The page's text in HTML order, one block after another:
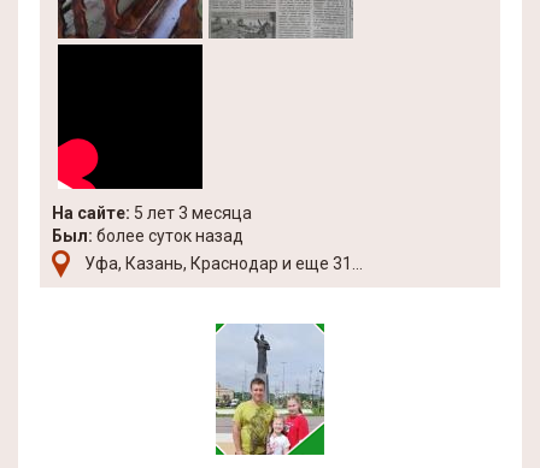
На сайте: 5 лет 3 месяца
Был: более суток назад
Уфа, Казань, Краснодар и еще 31...